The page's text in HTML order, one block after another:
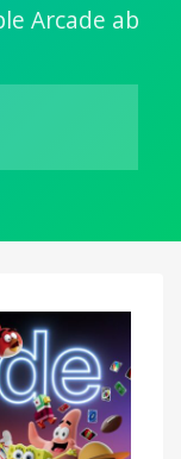
Arcade ab